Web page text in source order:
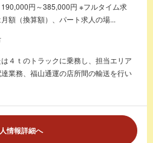
円～385,000円 ※フルタイム求
額（換算額）、パート求人の場...
は４ｔのトラックに乗務し、担当エリア
業務、福山通運の店所間の輸送を行い
情報詳細へ